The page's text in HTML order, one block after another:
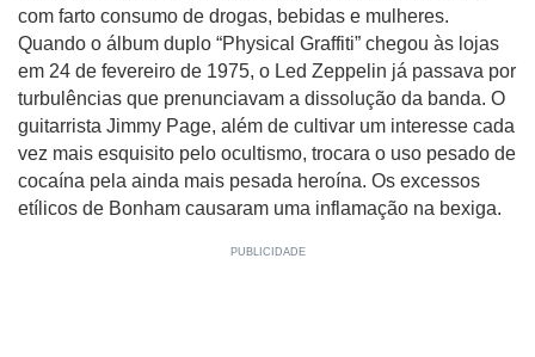
com farto consumo de drogas, bebidas e mulheres.
Quando o álbum duplo “Physical Graffiti” chegou às lojas
em 24 de fevereiro de 1975, o Led Zeppelin já passava por
turbulências que prenunciavam a dissolução da banda. O
guitarrista Jimmy Page, além de cultivar um interesse cada
vez mais esquisito pelo ocultismo, trocara o uso pesado de
cocaína pela ainda mais pesada heroína. Os excessos
etílicos de Bonham causaram uma inflamação na bexiga.